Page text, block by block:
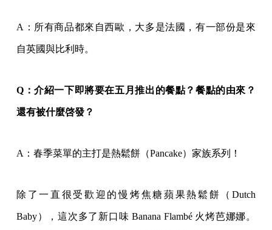
A：所有商品都來自西歐，大多是法國，有一部份是來
自英國與比利時。
Q：介紹一下即將要在五月推出的餐點？餐點的由來？
還有被什麼啓發？
A：春季菜單的主打是熱鬆餅（Pancake）家族系列！
除了一直很受歡迎的慢烤焦糖蘋果熱鬆餅（Dutch
Baby），這次多了新口味 Banana Flambé 火烤芭娜娜。